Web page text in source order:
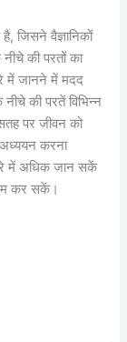
जिसने वैज्ञानिकों
की परतों का
में जानने में मदद
की परतें विभिन्न
पर जीवन को
अध्ययन करना
में अधिक जान सकें
कर सकें।